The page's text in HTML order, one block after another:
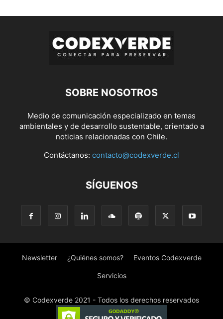
SOBRE NOSOTROS
Medio de comunicación especializado en temas
ambientales y de desarrollo sustentable, orientado a
noticias relacionadas con Chile.
Contáctanos: contacto@codexverde.cl
SÍGUENOS
Newsletter ¿Quiénes somos? Eventos Codexverde
Servicios
© Codexverde 2021 - Todos los derechos reservados